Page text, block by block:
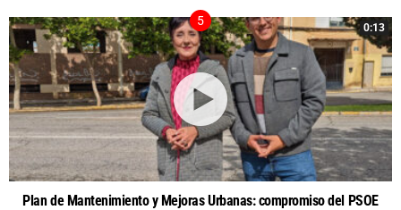
0:13
Plan de Mantenimiento y Mejoras Urbanas: compromiso del PSOE